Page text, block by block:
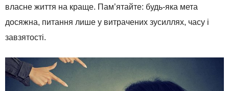
власне життя на краще. Пам’ятайте: будь-яка мета
досяжна, питання лише у витрачених зусиллях, часу і
завзятості.